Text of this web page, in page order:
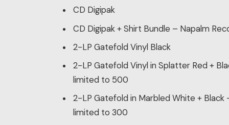
CD Digipak
CD Digipak + Shirt Bundle – Napalm
2-LP Gatefold Vinyl Black
2-LP Gatefold Vinyl in Splatter Red +
limited to 500
2-LP Gatefold in Marbled White +
limited to 300